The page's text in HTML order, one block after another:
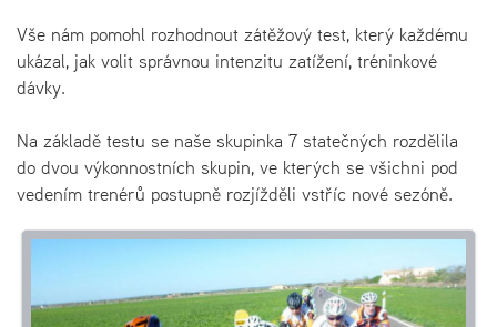
Vše nám pomohl rozhodnout zátěžový test, který každému
ukázal, jak volit správnou intenzitu zatížení, tréninkové
dávky.
Na základě testu se naše skupinka 7 statečných rozdělila
do dvou výkonnostních skupin, ve kterých se všichni pod
vedením trenérů postupně rozjížděli vstříc nové sezóně.